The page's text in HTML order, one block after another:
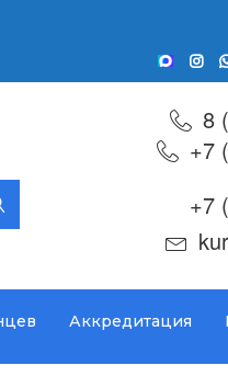
8
+7
+7
Аккредитация